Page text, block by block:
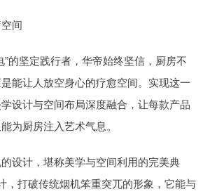
间
坚定践行者，华帝始终坚信，厨房不
能让人放空身心的疗愈空间。实现这一
设计与空间布局深度融合，让每款产品
为厨房注入艺术气息。
计，堪称美学与空间利用的完美典
，打破传统烟机笨重突兀的形象，它能与